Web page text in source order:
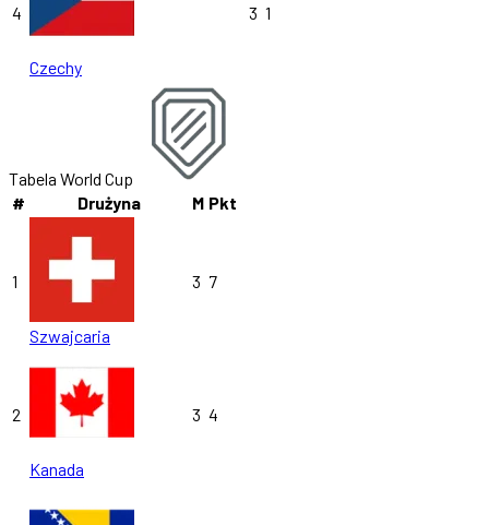
4
Czechy
3 1
Tabela World Cup
#
Drużyna M Pkt
1
Szwajcaria
3 7
2
Kanada
3 4